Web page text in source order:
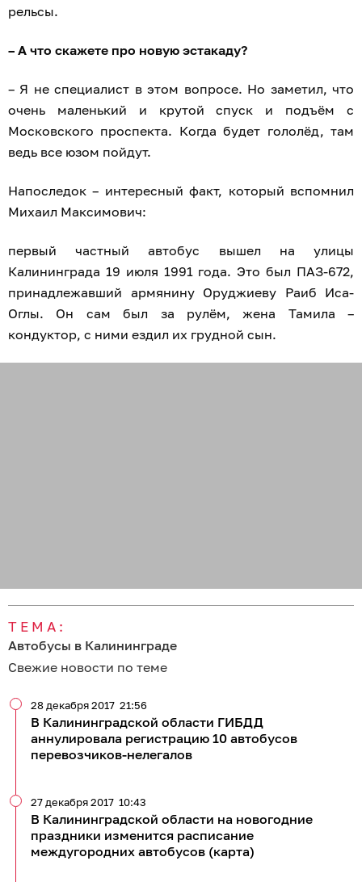
рельсы.
– А что скажете про новую эстакаду?
– Я не специалист в этом вопросе. Но заметил, что
очень маленький и крутой спуск и подъём с
Московского проспекта. Когда будет гололёд, там
ведь все юзом пойдут.
Напоследок – интересный факт, который вспомнил
Михаил Максимович:
первый частный автобус вышел на улицы
Калининграда 19 июля 1991 года. Это был ПАЗ-672,
принадлежавший армянину Оруджиеву Раиб Иса-
Оглы. Он сам был за рулём, жена Тамила –
кондуктор, с ними ездил их грудной сын.
ТЕМА:
Автобусы в Калининграде
Свежие новости по теме
В Калининградской области ГИБДД
аннулировала регистрацию 10 автобусов
перевозчиков-нелегалов
28 декабря 2017 21:56
В Калининградской области на новогодние
праздники изменится расписание
междугородних автобусов (карта)
27 декабря 2017 10:43